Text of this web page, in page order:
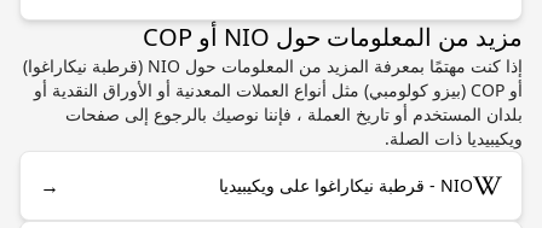
مزيد من المعلومات حول NIO أو COP
إذا كنت مهتمًا بمعرفة المزيد من المعلومات حول NIO (قرطبة نيكاراغوا)
أو COP (بيزو كولومبي) مثل أنواع العملات المعدنية أو الأوراق النقدية أو
بلدان المستخدم أو تاريخ العملة ، فإننا نوصيك بالرجوع إلى صفحات
ويكيبيديا ذات الصلة.
NIO - قرطبة نيكاراغوا على ويكيبيديا →